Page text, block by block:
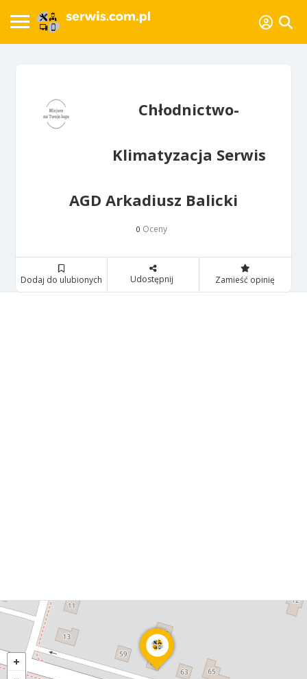
Chłodnictwo-
Klimatyzacja Serwis
AGD Arkadiusz Balicki
0 Oceny
Dodaj do ulubionych Udostępnij Zamieść opinię